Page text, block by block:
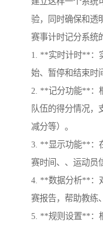
验，同时确保和透
赛事计时记分系统
1. **实时计时**：
始、暂停和结束时
2. **记分功能**：
队伍的得分情况，
减分等）。
3. **显示功能**：
赛时间、、运动员
4. **数据分析**：
赛报告，帮助教练
5. **规则设置**：